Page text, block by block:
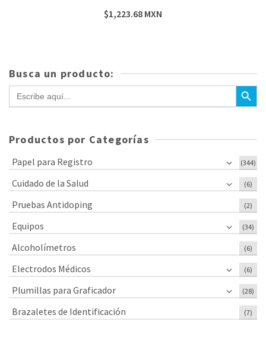
$1,223.68 MXN
Busca un producto:
Buscar: Botón de
Productos por Categorías
Papel para Registro (344)
Cuidado de la Salud (6)
Pruebas Antidoping (2)
Equipos (34)
Alcoholímetros (6)
Electrodos Médicos (6)
Plumillas para Graficador (28)
Brazaletes de Identificación (7)